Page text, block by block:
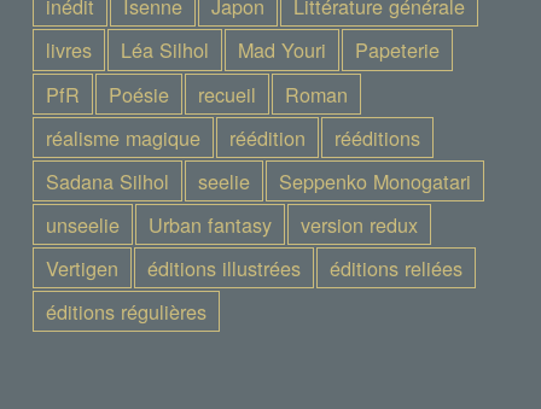
inédit Isenne Japon
Littérature générale
livres
Léa Silhol Mad Youri
Papeterie
PfR
Poésie recueil
Roman
réalisme magique
réédition
rééditions
Sadana Silhol
seelie
Seppenko Monogatari
unseelie
Urban fantasy
version redux
Vertigen
éditions illustrées
éditions reliées
éditions régulières